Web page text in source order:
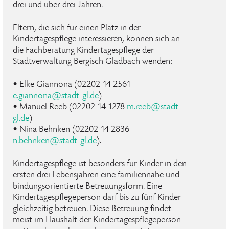
drei und über drei Jahren.
Eltern, die sich für einen Platz in der
Kindertagespflege interessieren, können sich an
die Fachberatung Kindertagespflege der
Stadtverwaltung Bergisch Gladbach wenden:
• Elke Giannona (02202 14 2561
e.giannona@stadt-gl.de)
• Manuel Reeb (02202 14 1278 m.reeb@stadt-
gl.de)
• Nina Behnken (02202 14 2836
n.behnken@stadt-gl.de).
Kindertagespflege ist besonders für Kinder in den
ersten drei Lebensjahren eine familiennahe und
bindungsorientierte Betreuungsform. Eine
Kindertagespflegeperson darf bis zu fünf Kinder
gleichzeitig betreuen. Diese Betreuung findet
meist im Haushalt der Kindertagespflegeperson